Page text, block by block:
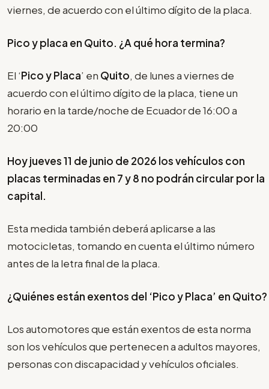
viernes, de acuerdo con el último dígito de la placa.
Pico y placa en Quito. ¿A qué hora termina?
El ‘Pico y Placa’ en Quito, de lunes a viernes de
acuerdo con el último dígito de la placa, tiene un
horario en la tarde/noche de Ecuador de 16:00 a
20:00
Hoy jueves 11 de junio de 2026 los vehículos con
placas terminadas en 7 y 8 no podrán circular por la
capital.
Esta medida también deberá aplicarse a las
motocicletas, tomando en cuenta el último número
antes de la letra final de la placa.
¿Quiénes están exentos del ‘Pico y Placa’ en Quito?
Los automotores que están exentos de esta norma
son los vehículos que pertenecen a adultos mayores,
personas con discapacidad y vehículos oficiales.